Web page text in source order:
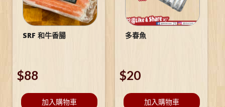
SRF 和牛香腸
$88
加入購物車
多春魚
$20
加入購物車